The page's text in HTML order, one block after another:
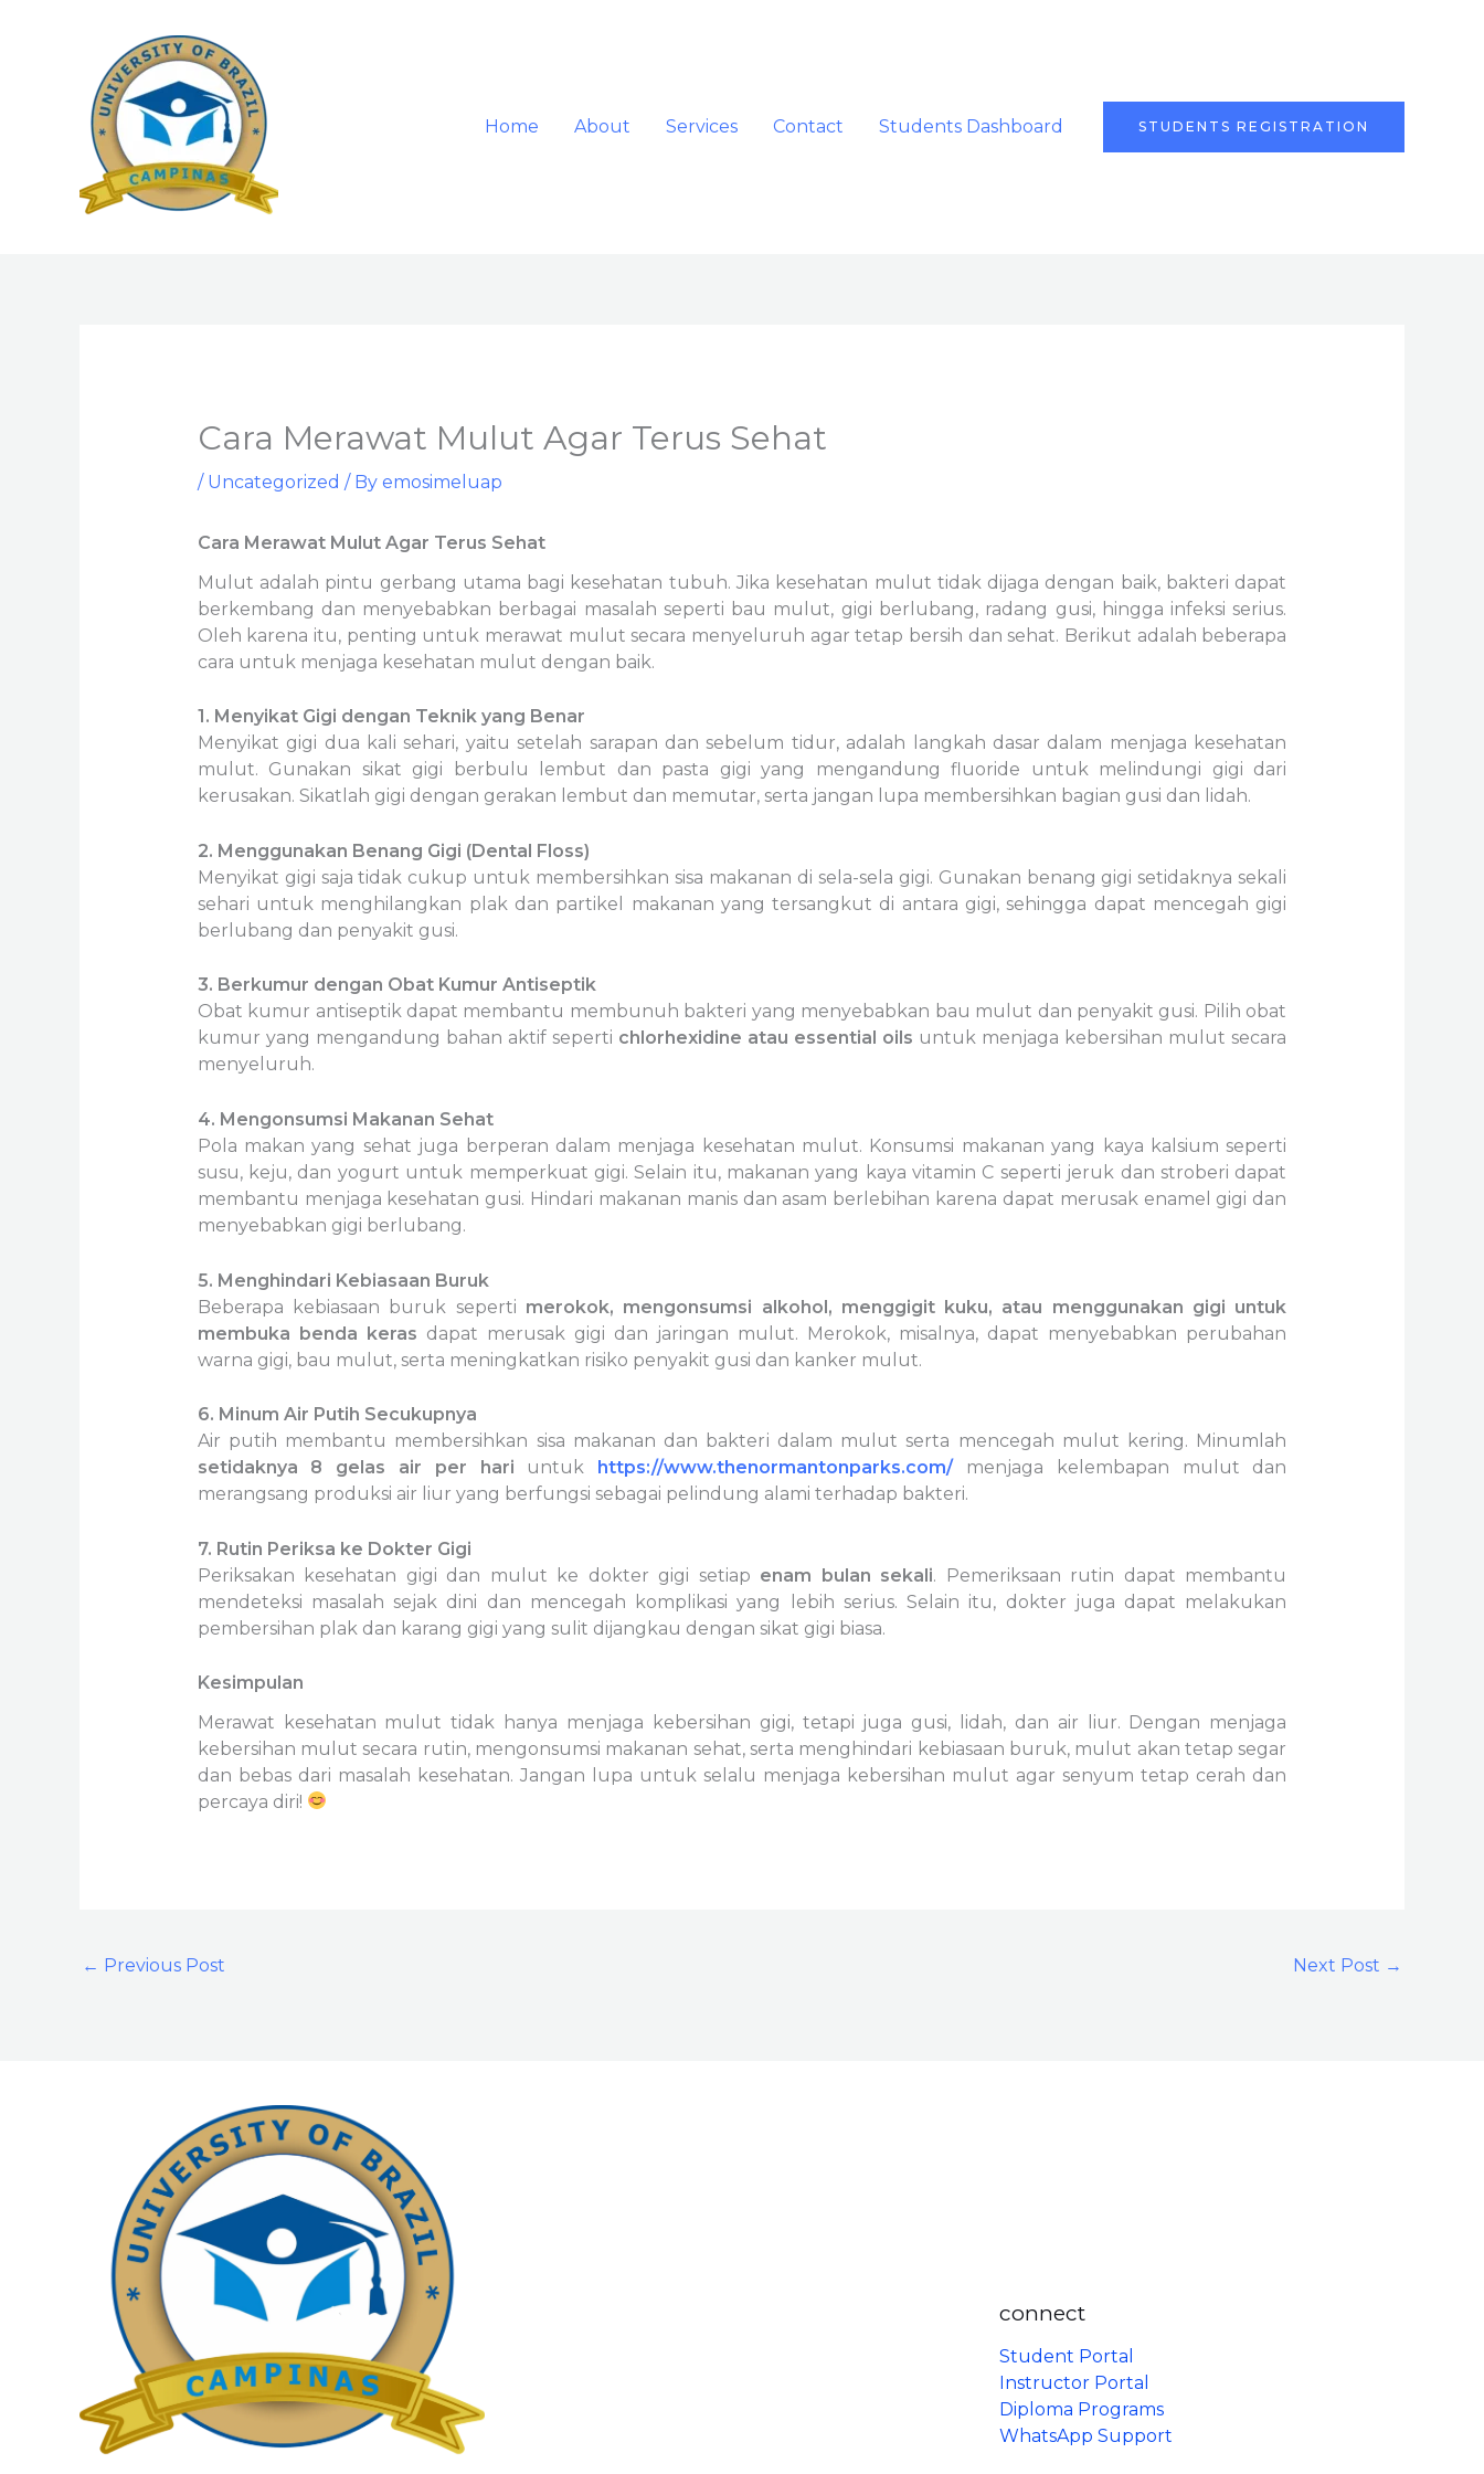
Home About Services Contact Students Dashboard STUDENTS REGISTRATION
Cara Merawat Mulut Agar Terus Sehat
/ Uncategorized / By emosimeluap
Cara Merawat Mulut Agar Terus Sehat
Mulut adalah pintu gerbang utama bagi kesehatan tubuh. Jika kesehatan mulut tidak dijaga dengan baik, bakteri dapat
berkembang dan menyebabkan berbagai masalah seperti bau mulut, gigi berlubang, radang gusi, hingga infeksi serius.
Oleh karena itu, penting untuk merawat mulut secara menyeluruh agar tetap bersih dan sehat. Berikut adalah beberapa
cara untuk menjaga kesehatan mulut dengan baik.
1. Menyikat Gigi dengan Teknik yang Benar
Menyikat gigi dua kali sehari, yaitu setelah sarapan dan sebelum tidur, adalah langkah dasar dalam menjaga kesehatan
mulut. Gunakan sikat gigi berbulu lembut dan pasta gigi yang mengandung fluoride untuk melindungi gigi dari
kerusakan. Sikatlah gigi dengan gerakan lembut dan memutar, serta jangan lupa membersihkan bagian gusi dan lidah.
2. Menggunakan Benang Gigi (Dental Floss)
Menyikat gigi saja tidak cukup untuk membersihkan sisa makanan di sela-sela gigi. Gunakan benang gigi setidaknya sekali
sehari untuk menghilangkan plak dan partikel makanan yang tersangkut di antara gigi, sehingga dapat mencegah gigi
berlubang dan penyakit gusi.
3. Berkumur dengan Obat Kumur Antiseptik
Obat kumur antiseptik dapat membantu membunuh bakteri yang menyebabkan bau mulut dan penyakit gusi. Pilih obat
kumur yang mengandung bahan aktif seperti chlorhexidine atau essential oils untuk menjaga kebersihan mulut secara
menyeluruh.
4. Mengonsumsi Makanan Sehat
Pola makan yang sehat juga berperan dalam menjaga kesehatan mulut. Konsumsi makanan yang kaya kalsium seperti
susu, keju, dan yogurt untuk memperkuat gigi. Selain itu, makanan yang kaya vitamin C seperti jeruk dan stroberi dapat
membantu menjaga kesehatan gusi. Hindari makanan manis dan asam berlebihan karena dapat merusak enamel gigi dan
menyebabkan gigi berlubang.
5. Menghindari Kebiasaan Buruk
Beberapa kebiasaan buruk seperti merokok, mengonsumsi alkohol, menggigit kuku, atau menggunakan gigi untuk
membuka benda keras dapat merusak gigi dan jaringan mulut. Merokok, misalnya, dapat menyebabkan perubahan
warna gigi, bau mulut, serta meningkatkan risiko penyakit gusi dan kanker mulut.
6. Minum Air Putih Secukupnya
Air putih membantu membersihkan sisa makanan dan bakteri dalam mulut serta mencegah mulut kering. Minumlah
setidaknya 8 gelas air per hari untuk https://www.thenormantonparks.com/ menjaga kelembapan mulut dan
merangsang produksi air liur yang berfungsi sebagai pelindung alami terhadap bakteri.
7. Rutin Periksa ke Dokter Gigi
Periksakan kesehatan gigi dan mulut ke dokter gigi setiap enam bulan sekali. Pemeriksaan rutin dapat membantu
mendeteksi masalah sejak dini dan mencegah komplikasi yang lebih serius. Selain itu, dokter juga dapat melakukan
pembersihan plak dan karang gigi yang sulit dijangkau dengan sikat gigi biasa.
Kesimpulan
Merawat kesehatan mulut tidak hanya menjaga kebersihan gigi, tetapi juga gusi, lidah, dan air liur. Dengan menjaga
kebersihan mulut secara rutin, mengonsumsi makanan sehat, serta menghindari kebiasaan buruk, mulut akan tetap segar
dan bebas dari masalah kesehatan. Jangan lupa untuk selalu menjaga kebersihan mulut agar senyum tetap cerah dan
percaya diri!
← Previous Post Next Post →
connect
Student Portal
Instructor Portal
Diploma Programs
WhatsApp Support